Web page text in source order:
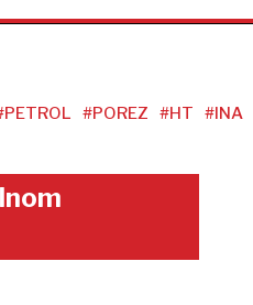
#POREZ #HT #INA